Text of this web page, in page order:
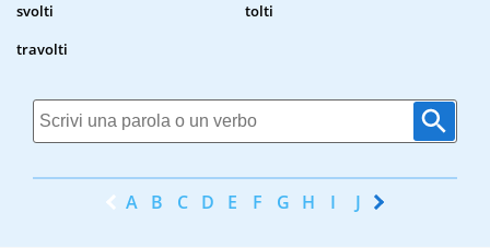
svolti
tolti
travolti
A B C D E F G H I J K